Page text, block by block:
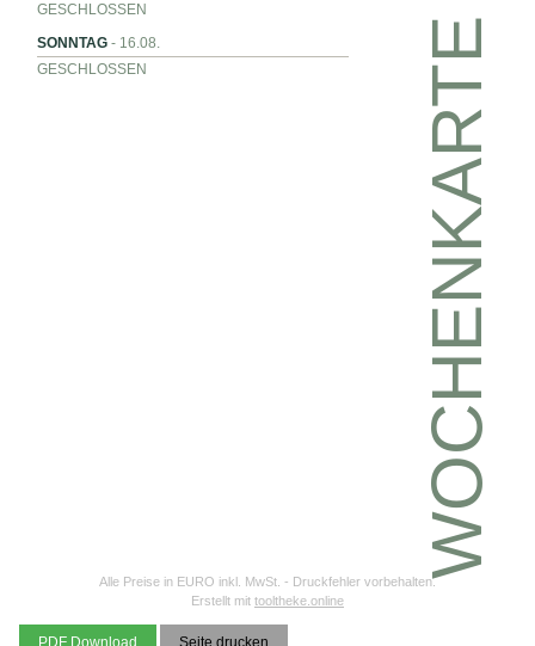
GESCHLOSSEN
SONNTAG - 16.08.
GESCHLOSSEN
WOCHENKARTE
Alle Preise in EURO inkl. MwSt. - Druckfehler vorbehalten.
Erstellt mit tooltheke.online
PDF Download Seite drucken